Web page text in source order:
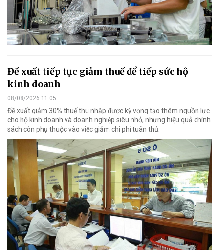
Đề xuất tiếp tục giảm thuế để tiếp sức hộ
kinh doanh
08/08/2026 11:05
Đề xuất giảm 30% thuế thu nhập được kỳ vọng tạo thêm nguồn lực
cho hộ kinh doanh và doanh nghiệp siêu nhỏ, nhưng hiệu quả chính
sách còn phụ thuộc vào việc giảm chi phí tuân thủ.